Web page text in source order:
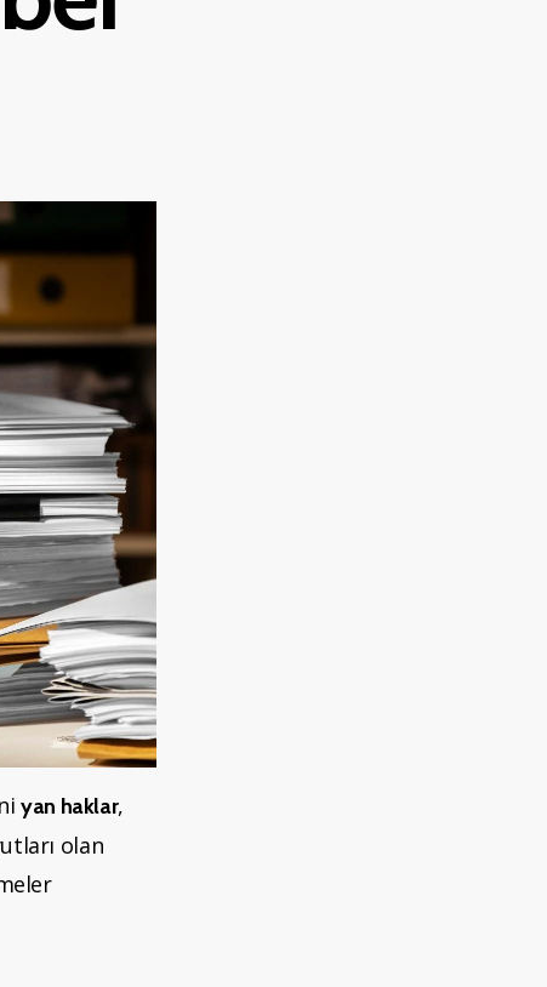
yan haklar,
olan